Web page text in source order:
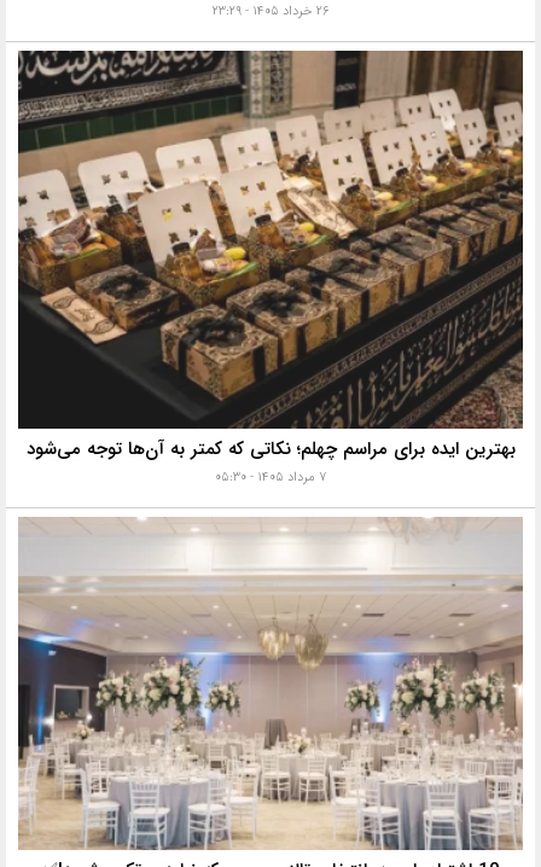
۲۶ خرداد ۱۴۰۵ - ۲۳:۲۹
بهترین ایده برای مراسم چهلم؛ نکاتی که کمتر به آن‌ها توجه می‌شود
۷ مرداد ۱۴۰۵ - ۰۵:۳۰